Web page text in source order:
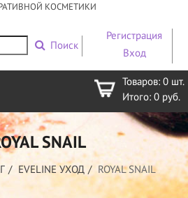
КОСМЕТИКИ
Поиск
Регистрация
Вход
Товаров: 0 шт.
Итого: 0 руб.
SNAIL
EVELINE УХОД ROYAL SNAIL